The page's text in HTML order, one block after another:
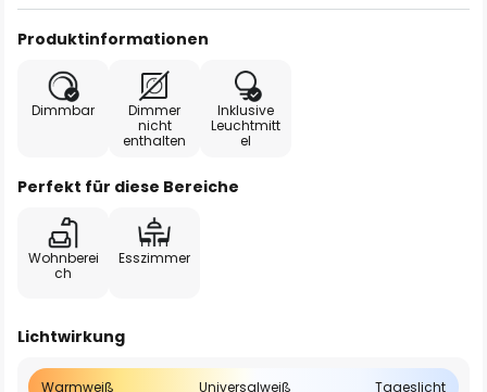
Produktinformationen
Dimmbar
Dimmer
nicht
enthalten
Inklusive
Leuchtmitt
el
Perfekt für diese Bereiche
Wohnberei
ch
Esszimmer
Lichtwirkung
Warmweiß Universalweiß Tageslicht